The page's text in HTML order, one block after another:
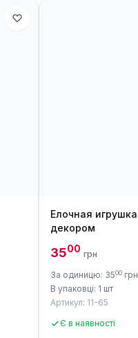
Елочная
декором
3500 грн
За одиницю: 3500 грн
В упаковці: 1 шт
Артикул: 11-65
Є в наявності